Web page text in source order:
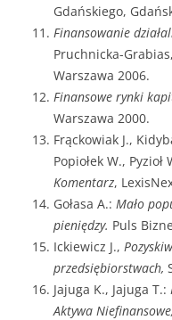
Gdańskiego,
Finansowanie
Pruchnicka-
Warszawa 2006.
Finansowe rynki
Warszawa 2000.
Frąckowiak J.,
Popiołek W., Pyzioł
Komentarz,
Gołasa A.: Mało
pieniędzy. Puls
Ickiewicz J.,
przedsiębiorstwach,
Jajuga K., Jajuga T.:
Aktywa